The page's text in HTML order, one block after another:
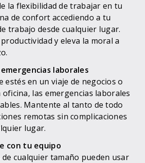
la flexibilidad de trabajar en tu
de confort accediendo a tu
trabajo desde cualquier lugar.
y eleva la moral a
laborales
estés en un viaje de negocios o
oficina, las emergencias laborales
Mantente al tanto de todo
remotas sin complicaciones
lugar.
con tu equipo
de cualquier tamaño pueden usar